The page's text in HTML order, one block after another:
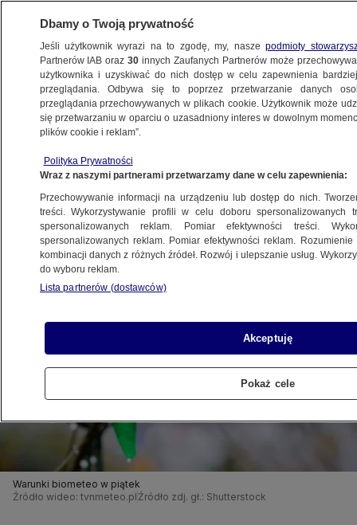
METEO
POLSKA
Na termometrach nawet 8 stopni
26.12.2024, 02:00
Udostępnij
Warunki biometeo w piątek
Źródło wideo: tvnmeteo.pl Źródło zdj. gł.: Shutterstock
Dbamy o Twoją prywatność
Jeśli użytkownik wyrazi na to zgodę, my, naszepodmioty
Partnerów IAB oraz30 innych Zaufanych Partnerów może
użytkownika i uzyskiwać do nich dostęp w celu zapewnienia
przeglądania. Odbywa się to poprzez przetwarzanie danych
przeglądania przechowywanych w plikach cookie. Użytkownik może
się przetwarzaniu w oparciu o uzasadniony interes w dowolnym
plików cookie i reklam”.
Polityka Prywatności
Wraz z naszymi partnerami przetwarzamy dane w celu zapewnienia:
Przechowywanie informacji na urządzeniu lub dostęp do nich.
treści. Wykorzystywanie profili w celu doboru spersonalizowanych
spersonalizowanych reklam. Pomiar efektywności treści.
spersonalizowanych reklam. Pomiar efektywności reklam.
kombinacji danych z różnych źródeł. Rozwój i ulepszanie usług.
do wyboru reklam.
Lista partnerów (dostawców)
Akceptuję
Pokaż cele